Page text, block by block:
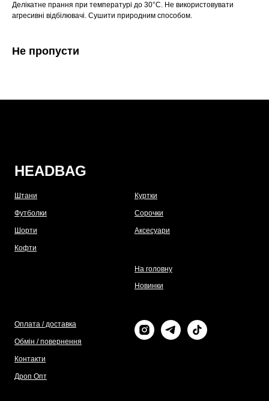
Делікатне прання при температурі до 30°C. Не використовувати
агресивні відбілювачі. Сушити природним способом.
Не пропусти
HEADBAG
Штани
Футболки
Шорти
Кофти
Куртки
Сорочки
Аксесуари
На головну
Новинки
Оплата / доставка
Обмін / повернення
Контакти
Дроп Опт